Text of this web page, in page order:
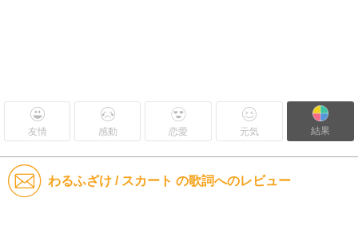
友情 感動 恋愛 元気 結果
わるふざけ / スカート の歌詞へのレビュー